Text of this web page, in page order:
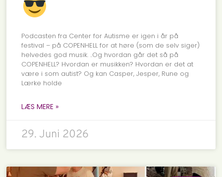
Podcasten fra Center for Autisme er igen i år på
festival – på COPENHELL for at høre (som de selv siger)
helvedes god musik. ..Og hvordan går det så på
COPENHELL? Hvordan er musikken? Hvordan er det at
være i som autist? Og kan Casper, Jesper, Rune og
Lærke holde
LÆS MERE »
29. Juni 2026